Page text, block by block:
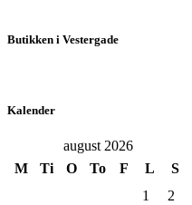
Butikken i Vestergade
Kalender
august 2026
M
Ti O To F L
S
1
2